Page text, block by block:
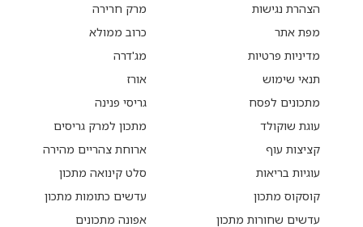
הצהרת נגישות
מפת אתר
מדיניות פרטיות
תנאי שימוש
מתכונים לפסח
עוגת שוקולד
קציצות עוף
עוגיות בריאות
קוסקוס מתכון
עדשים שחורות מתכון
מרק חרירה
כרוב ממולא
מג'דרה
אורז
גריסי פנינה
מתכון למרק גריסים
ארוחת צהריים מהירה
סלט קינואה מתכון
עדשים כתומות מתכון
אפונה מתכונים